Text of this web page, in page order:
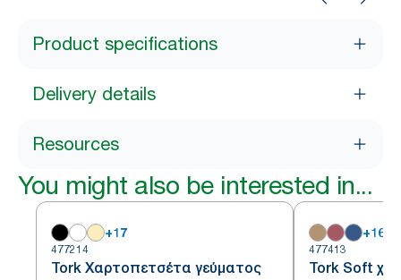
Product specifications
Delivery details
Resources
You might also be interested in...
+17
477214
Tork Χαρτοπετσέτα γεύματος
+16
477413
Tork Soft